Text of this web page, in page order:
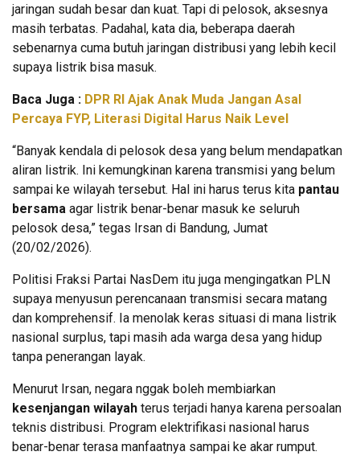
jaringan sudah besar dan kuat. Tapi di pelosok, aksesnya
masih terbatas. Padahal, kata dia, beberapa daerah
sebenarnya cuma butuh jaringan distribusi yang lebih kecil
supaya listrik bisa masuk.
Baca Juga : DPR RI Ajak Anak Muda Jangan Asal
Percaya FYP, Literasi Digital Harus Naik Level
“Banyak kendala di pelosok desa yang belum mendapatkan
aliran listrik. Ini kemungkinan karena transmisi yang belum
sampai ke wilayah tersebut. Hal ini harus terus kita pantau
bersama agar listrik benar-benar masuk ke seluruh
pelosok desa,” tegas Irsan di Bandung, Jumat
(20/02/2026).
Politisi Fraksi Partai NasDem itu juga mengingatkan PLN
supaya menyusun perencanaan transmisi secara matang
dan komprehensif. Ia menolak keras situasi di mana listrik
nasional surplus, tapi masih ada warga desa yang hidup
tanpa penerangan layak.
Menurut Irsan, negara nggak boleh membiarkan
kesenjangan wilayah terus terjadi hanya karena persoalan
teknis distribusi. Program elektrifikasi nasional harus
benar-benar terasa manfaatnya sampai ke akar rumput.